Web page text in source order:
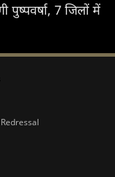
पुष्पवर्षा, 7 जिलों में